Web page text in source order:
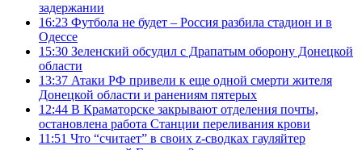
задержании
16:23 Футбола не будет – Россия разбила стадион и в
Одессе
15:30 Зеленский обсудил с Драпатым оборону Донецкой
области
13:37 Атаки РФ привели к еще одной смерти жителя
Донецкой области и ранениям пятерых
12:44 В Краматорске закрывают отделения почты,
остановлена работа Станции переливания крови
11:51 Что “считает” в своих z-сводках гауляйтер